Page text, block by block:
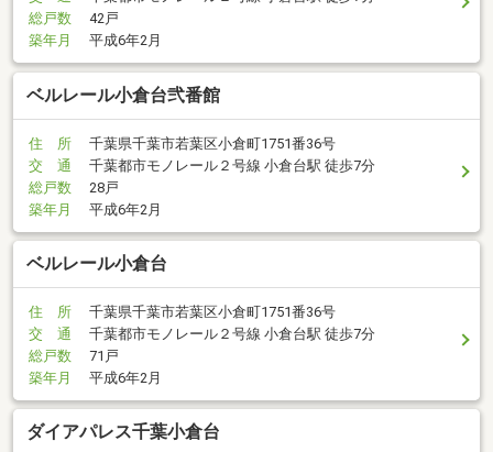
総戸数
42戸
築年月
平成6年2月
ベルレール小倉台弐番館
住 所
千葉県千葉市若葉区小倉町1751番36号
交 通
千葉都市モノレール２号線 小倉台駅 徒歩7分
総戸数
28戸
築年月
平成6年2月
ベルレール小倉台
住 所
千葉県千葉市若葉区小倉町1751番36号
交 通
千葉都市モノレール２号線 小倉台駅 徒歩7分
総戸数
71戸
築年月
平成6年2月
ダイアパレス千葉小倉台